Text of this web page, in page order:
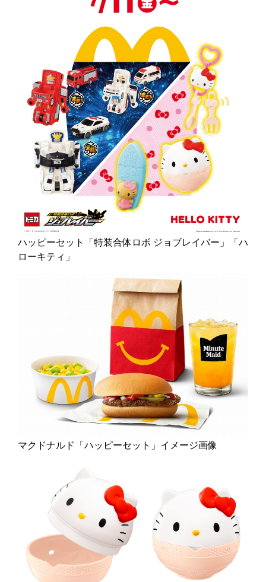
ハッピーセット「特装合体ロボ ジョブレイバー」「ハ
ローキティ」
マクドナルド「ハッピーセット」イメージ画像